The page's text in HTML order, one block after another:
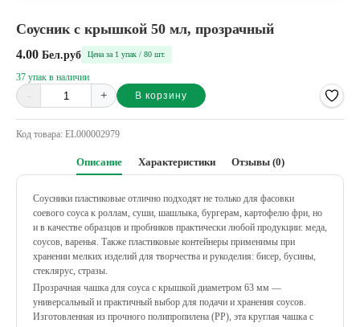
Соусник c крышкой 50 мл, прозрачный
4.00 Бел.руб Цена за 1 упак / 80 шт.
37 упак в наличии
- + В корзину
Alternative:
Код товара: EL000002979
Описание Характеристики Отзывы (0)
Соусники пластиковые отлично подходят не только для фасовки
соевого соуса к роллам, суши, шашлыка, бургерам, картофелю фри, но
и в качестве образцов и пробников практически любой продукции: меда,
соусов, варенья. Также пластиковые контейнеры применимы при
хранении мелких изделий для творчества и рукоделия: бисер, бусины,
стеклярус, стразы.
Прозрачная чашка для соуса с крышкой диаметром 63 мм —
универсальный и практичный выбор для подачи и хранения соусов.
Изготовленная из прочного полипропилена (PP), эта круглая чашка с